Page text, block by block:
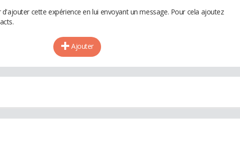
d'ajouter cette expérience en lui envoyant un message. Pour cela ajoutez
Ajouter